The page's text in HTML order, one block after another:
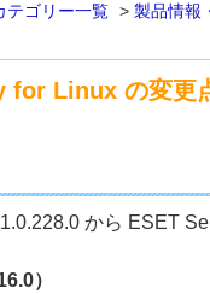
テゴリー一覧 > 製品情報
for Linux の変更
から ESET
）